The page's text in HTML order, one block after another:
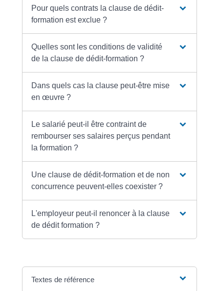
Pour quels contrats la clause de dédit-
formation est exclue ?
Quelles sont les conditions de validité
de la clause de dédit-formation ?
Dans quels cas la clause peut-être mise
en œuvre ?
Le salarié peut-il être contraint de
rembourser ses salaires perçus pendant
la formation ?
Une clause de dédit-formation et de non
concurrence peuvent-elles coexister ?
L'employeur peut-il renoncer à la clause
de dédit formation ?
Textes de référence